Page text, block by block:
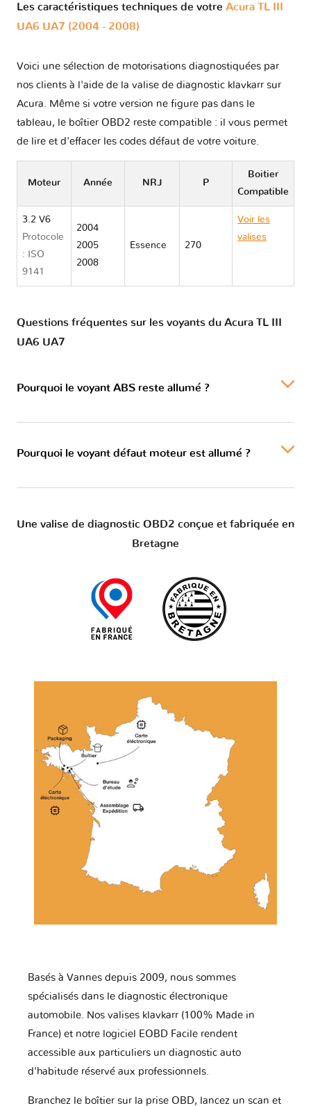
Les caractéristiques techniques de votre Acura TL III
UA6 UA7 (2004 - 2008)
Voici une sélection de motorisations diagnostiquées par
nos clients à l'aide de la valise de diagnostic klavkarr sur
Acura. Même si votre version ne figure pas dans le
tableau, le boîtier OBD2 reste compatible : il vous permet
de lire et d'effacer les codes défaut de votre voiture.
Moteur Année NRJ P
Boitier
Compatible
3.2 V6
Protocole
: ISO
9141
2004
2005
2008
Essence 270
Voir les
valises
Questions fréquentes sur les voyants du Acura TL III
UA6 UA7
Pourquoi le voyant ABS reste allumé ?
Pourquoi le voyant défaut moteur est allumé ?
Une valise de diagnostic OBD2 conçue et fabriquée en
Bretagne
Basés à Vannes depuis 2009, nous sommes
spécialisés dans le diagnostic électronique
automobile. Nos valises klavkarr (100% Made in
France) et notre logiciel EOBD Facile rendent
accessible aux particuliers un diagnostic auto
d'habitude réservé aux professionnels.
Branchez le boîtier sur la prise OBD, lancez un scan et